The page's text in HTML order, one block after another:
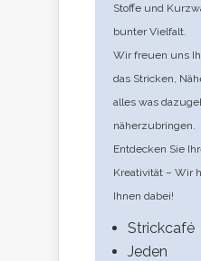
Stoffe und
bunter Vielfalt.
Wir freuen uns
das Stricken,
alles was
näherzubringen.
Entdecken Sie
Kreativität – Wir
Ihnen dabei!
Strickcafé
Jeden